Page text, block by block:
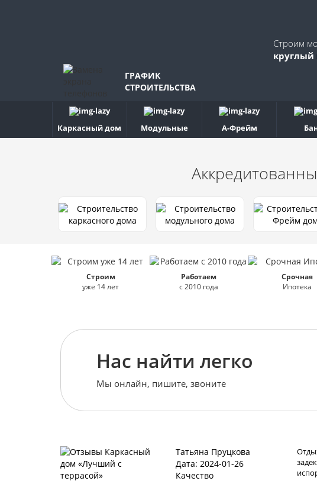
Строим
круглый
ГРАФИК
СТРОИТЕЛЬСТВА
Каркасный дом Модульные А-Фрейм
Строим
уже 14 лет
Работаем
с 2010 года
Срочная
Ипотека
Нас найти легко
Мы онлайн, пишите, звоните
Татьяна Пруцкова
Дата: 2024-01-26
Качество